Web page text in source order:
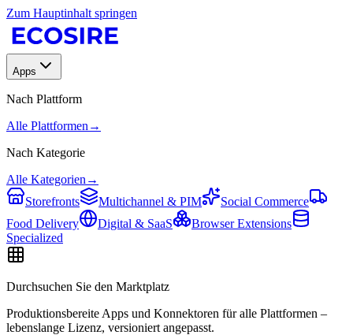
Zum Hauptinhalt springen
Apps
Nach Plattform
Alle Plattformen →
Nach Kategorie
Alle Kategorien →
Storefronts
Multichannel & PIM
Social Commerce
Food Delivery
Digital & SaaS
Browser Extensions
Specialized
Durchsuchen Sie den Marktplatz
Produktionsbereite Apps und Konnektoren für alle Plattformen –
lebenslange Lizenz, versioniert angepasst.